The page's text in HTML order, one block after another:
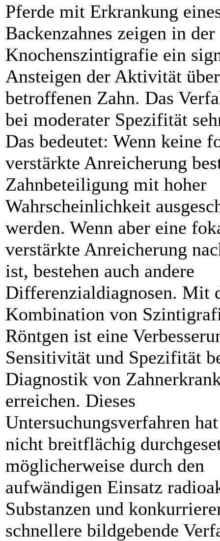
Pferde mit Erkrankung
Backenzahnes zeigen in der
Knochenszintigrafie ein
Ansteigen der Aktivität
betroffenen Zahn. Das
bei moderater Spezifität
Das bedeutet: Wenn keine
verstärkte Anreicherung
Zahnbeteiligung mit hoher
Wahrscheinlichkeit
werden. Wenn aber eine
verstärkte Anreicherung
ist, bestehen auch andere
Differenzialdiagnosen. Mit
Kombination von
Röntgen ist eine
Sensitivität und Spezifität
Diag­nostik von
erreichen. Dieses
Untersuchungsverfahren
nicht breitflächig
möglicherweise durch den
aufwändigen Einsatz
Substanzen und
schnellere bildgebende